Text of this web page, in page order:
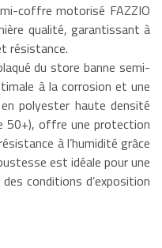
coffre motorisé FAZZIO
qualité, garantissant à
résistance.
du store banne semi-
à la corrosion et une
polyester haute densité
50+), offre une protection
à l’humidité grâce
est idéale pour une
conditions d’exposition